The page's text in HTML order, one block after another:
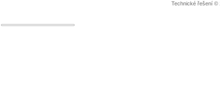
Technické řešení ©